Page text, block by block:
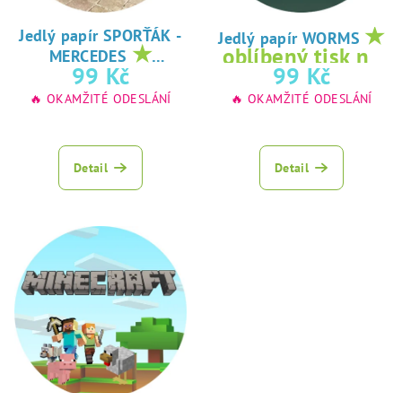
Jedlý papír SPORŤÁK -
MERCEDES ★
oblíbený tisk na
jedlý papír
99 Kč
🔥 OKAMŽITÉ ODESLÁNÍ
Detail
Jedlý papír WORMS ★
oblíbený tisk na
jedlý papír
99 Kč
🔥 OKAMŽITÉ ODESLÁNÍ
Detail